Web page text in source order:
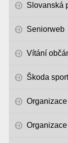
Slovanská
Seniorweb
Vítání
Škoda